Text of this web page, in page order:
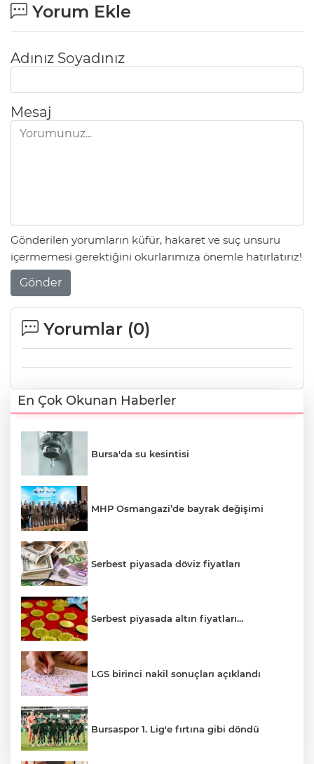
Yorum Ekle
Adınız Soyadınız
Mesaj
Gönderilen yorumların küfür, hakaret ve suç unsuru
içermemesi gerektiğini okurlarımıza önemle hatırlatırız!
Gönder
Yorumlar (0)
En Çok Okunan Haberler
Bursa'da su kesintisi
MHP Osmangazi’de bayrak değişimi
Serbest piyasada döviz fiyatları
Serbest piyasada altın fiyatları...
LGS birinci nakil sonuçları açıklandı
Bursaspor 1. Lig'e fırtına gibi döndü